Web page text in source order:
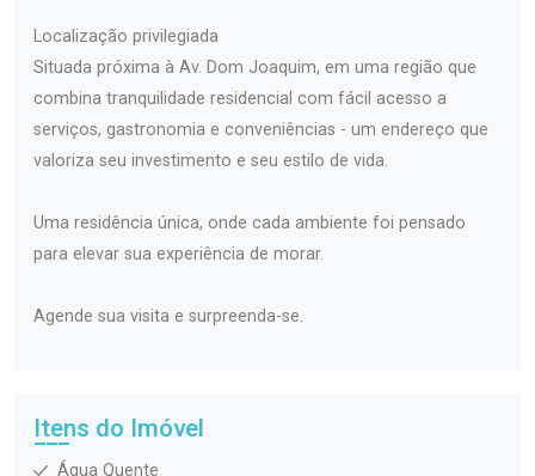
Localização privilegiada
Situada próxima à Av. Dom Joaquim, em uma região que
combina tranquilidade residencial com fácil acesso a
serviços, gastronomia e conveniências - um endereço que
valoriza seu investimento e seu estilo de vida.
Uma residência única, onde cada ambiente foi pensado
para elevar sua experiência de morar.
Agende sua visita e surpreenda-se.
Itens do Imóvel
Água Quente